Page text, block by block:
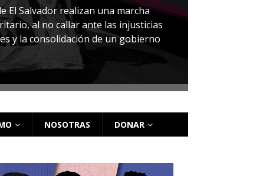
El Salvador realizan una marcha
al no callar ante las injusticias
y la consolidación de un gobierno
NOSOTRAS DONAR